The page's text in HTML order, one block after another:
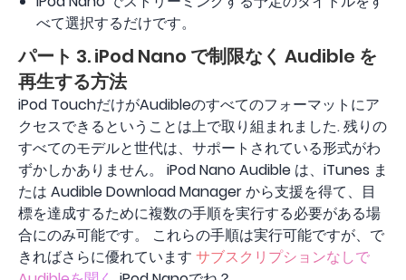
べて選択するだけです。
パート 3. iPod Nano で制限なく Audible を
再生する方法
iPod TouchだけがAudibleのすべてのフォーマットにア
クセスできるということは上で取り組まれました. 残りの
すべてのモデルと世代は、サポートされている形式がわ
ずかしかありません。 iPod Nano Audible は、iTunes ま
たは Audible Download Manager から支援を得て、目
標を達成するために複数の手順を実行する必要がある場
合にのみ可能です。 これらの手順は実行可能ですが、で
きればさらに優れています サブスクリプションなしで